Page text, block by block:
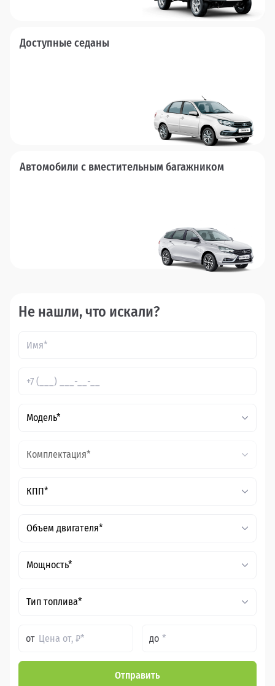
Доступные седаны
Автомобили с вместительным багажником
Не нашли, что искали?
Модель*
Комплектация*
КПП*
Объем двигателя*
Мощность*
Тип топлива*
от до
Отправить